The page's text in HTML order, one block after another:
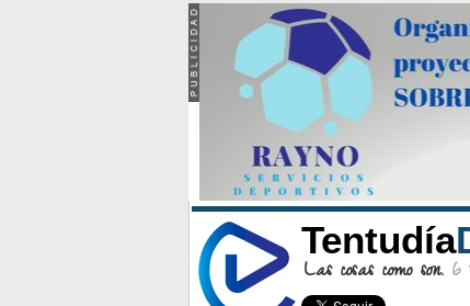
Tentudía
Las cosas como son. 6